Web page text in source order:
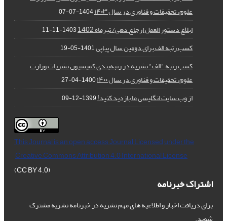
علوم، تحقیقات و فناوری در سال ۱۴۰۳
1404-07-07
ابلاغ دستور العمل ارجاع دهی/ تیرماه 1402 1403-11-11
کسب رتبه الف برای دومین سال پیاپی1401-05-19
کسب رتبه "الف" نشریه در رتبه‌بندی کمیسیون نشریات وزارت
علوم، تحقیقات و فناوری در سال ۱۴۰۰
1400-04-27
از وب سایت انگلیسی ما بازدید کنید!1399-12-09
This Journal is an open access Journal Licensedunder the
Creative Commons Attribution 4.0 International License
(CC BY 4.0)
اشتراک خبرنامه
برای دریافت اخبار و اطلاعیه های مهم نشریه در خبرنامه نشریه مشترک